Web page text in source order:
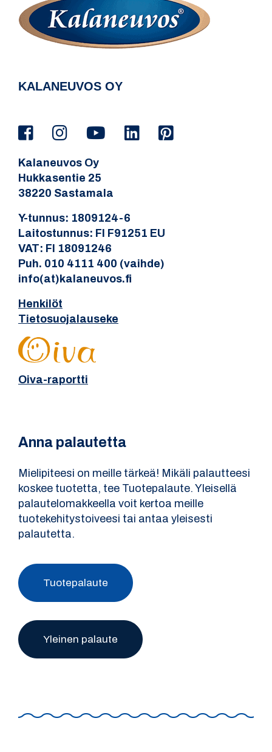
KALANEUVOS OY
Kalaneuvos Oy
Hukkasentie 25
38220 Sastamala
Y-tunnus: 1809124-6
Laitostunnus: FI F91251 EU
VAT: FI 18091246
Puh. 010 4111 400 (vaihde)
info(at)kalaneuvos.fi
Henkilöt
Tietosuojalauseke
Oiva-raportti
Anna palautetta
Mielipiteesi on meille tärkeä! Mikäli palautteesi
koskee tuotetta, tee Tuotepalaute. Yleisellä
palautelomakkeella voit kertoa meille
tuotekehitystoiveesi tai antaa yleisesti
palautetta.
Tuotepalaute
Yleinen palaute